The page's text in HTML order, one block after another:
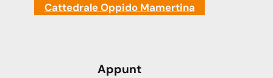
Cattedrale Oppido Mamertina
Appunt